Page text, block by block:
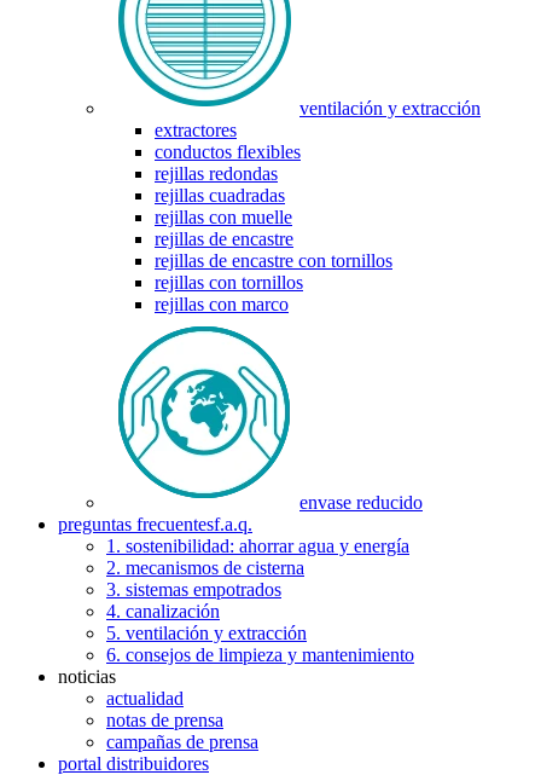
ventilación y extracción
extractores
conductos flexibles
rejillas redondas
rejillas cuadradas
rejillas con muelle
rejillas de encastre
rejillas de encastre con tornillos
rejillas con tornillos
rejillas con marco
envase reducido
preguntas frecuentesf.a.q.
1. sostenibilidad: ahorrar agua y energía
2. mecanismos de cisterna
3. sistemas empotrados
4. canalización
5. ventilación y extracción
6. consejos de limpieza y mantenimiento
noticias
actualidad
notas de prensa
campañas de prensa
portal distribuidores